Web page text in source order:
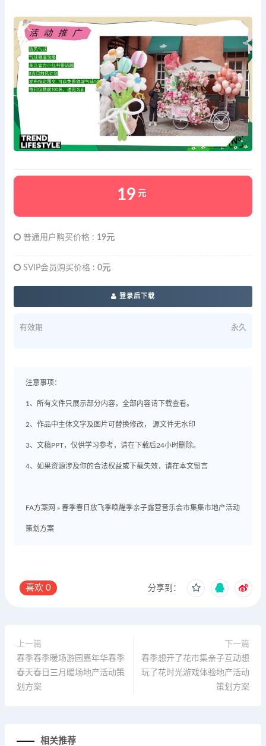
19 元
普通用户购买价格 : 19元
SVIP会员购买价格 : 0元
登录后下载
有效期 永久
注意事项：
1、所有文件只展示部分内容，全部内容请下载查看。
2、作品中主体文字及图片可替换修改， 源文件无水印
3、文稿PPT，仅供学习参考，请在下载后24小时删除。
4、如果资源涉及你的合法权益或下载失效，请在本文留言
FA方案网 » 春季春日放飞季唤醒季亲子露营音乐会市集集市地产活动
策划方案
喜欢 0 分享到：
上一篇
春季春季暖场游园嘉年华春季
春天春日三月暖场地产活动策
划方案
下一篇
春季想开了花市集亲子互动想
玩了花时光游戏体验地产活动
策划方案
相关推荐